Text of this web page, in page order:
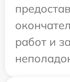
работ и